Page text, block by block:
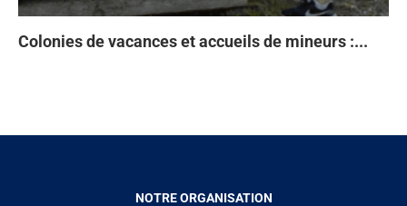
Colonies de vacances et accueils de mineurs :...
NOTRE ORGANISATION